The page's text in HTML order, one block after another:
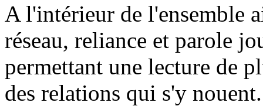
A l'intérieur de l'ensemble
réseau, reliance et parole
permettant une lecture de
des relations qui s'y nouent.